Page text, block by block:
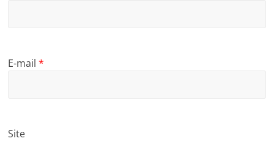
E-mail*
Site